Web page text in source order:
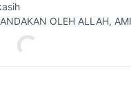
OLEH ALLAH,